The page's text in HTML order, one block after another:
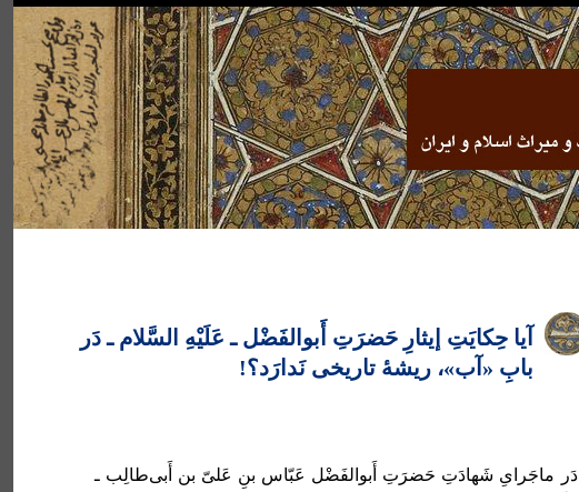
آیا حِکایَتِ إیثارِ حَضرَتِ أَبوالفَضْل ـ عَلَیْهِ السَّلام ـ دَر
بابِ «آب»، ریشۀ تاریخی نَدارَد؟!
دَر ماجَراىِ شَهادَتِ حَضرَتِ أَبوالفَضْل عَبّاس بنِ عَلیّ بن أَبی‌طالِب ـ